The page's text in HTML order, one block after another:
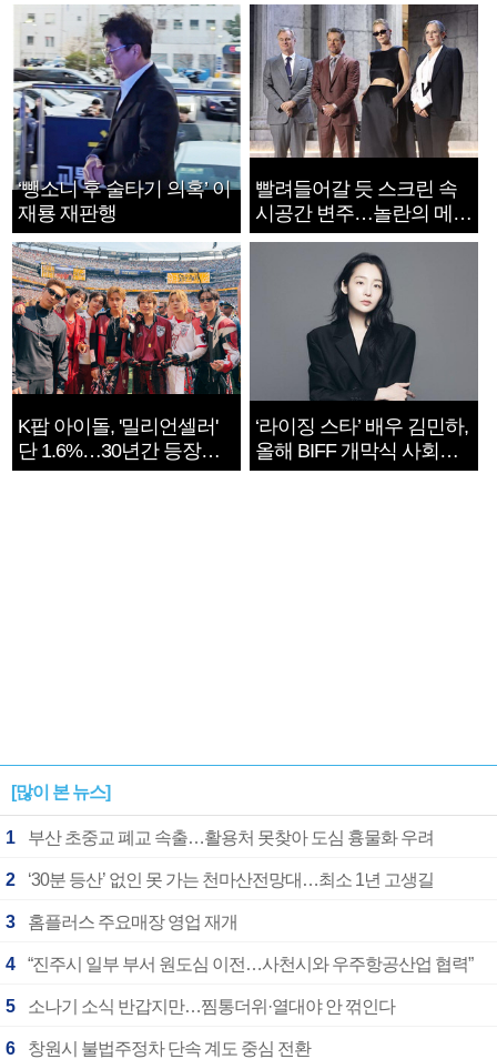
‘뺑소니 후 술타기 의혹’ 이
재룡 재판행
빨려들어갈 듯 스크린 속
시공간 변주…놀란의 메시
지는 ‘전쟁 속죄’
K팝 아이돌, '밀리언셀러'
단 1.6%…30년간 등장
1182개팀 전수조사
‘라이징 스타’ 배우 김민하,
올해 BIFF 개막식 사회자
확정
[많이 본 뉴스]
1 부산 초중교 폐교 속출…활용처 못찾아 도심 흉물화 우려
2 ‘30분 등산’ 없인 못 가는 천마산전망대…최소 1년 고생길
3 홈플러스 주요매장 영업 재개
4 “진주시 일부 부서 원도심 이전…사천시와 우주항공산업 협력”
5 소나기 소식 반갑지만…찜통더위·열대야 안 꺾인다
6 창원시 불법주정차 단속 계도 중심 전환